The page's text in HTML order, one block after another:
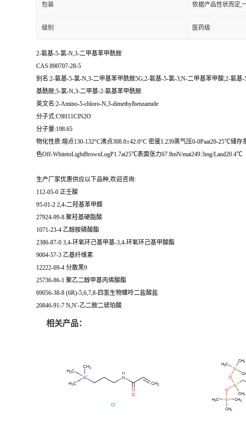
包装 依据产品性状而定,
级别 医药级
2-氨基-5-氯-N,3-二甲基苯甲酰胺
CAS:890707-28-5
别名:2-氨基-5-氯-N,3-二甲基苯甲酰胺5G;2-氨基-5-氯-3,N-二甲基苯甲酸;2-氨
基酰胺;5-氯-N,3-二甲基-2-氨基苯甲酰胺
英文名:2-Amino-5-chloro-N,3-dimethylbenzamide
分子式:C9H11ClN2O
分子量:198.65
物化性质:熔点130-132°C沸点308.8±42.0°C 密度1.239蒸气压0-0Paat20-25℃储存
色Off-WhitetoLightBrownLogP1.7at25℃表面张力67.8mN/mat249.3mg/Land20.4℃
生产厂家优惠供应以下品种,欢迎咨询:
112-05-0 正壬酸
95-01-2 2,4-二羟基苯甲醛
27924-99-8 聚羟基硬脂酸
1071-23-4 乙醇胺磷酸酯
2386-87-0 3,4-环氧环己基甲基-3,4-环氧环己基甲酸酯
9004-57-3 乙基纤维素
12222-69-4 分散黑9
25736-86-1 聚乙二醇甲基丙烯酸酯
69056-38-8 (6R)-5,6,7,8-四氢生物蝶呤二盐酸盐
20846-91-7 N,N'-乙二胺二琥珀酸
相关产品：